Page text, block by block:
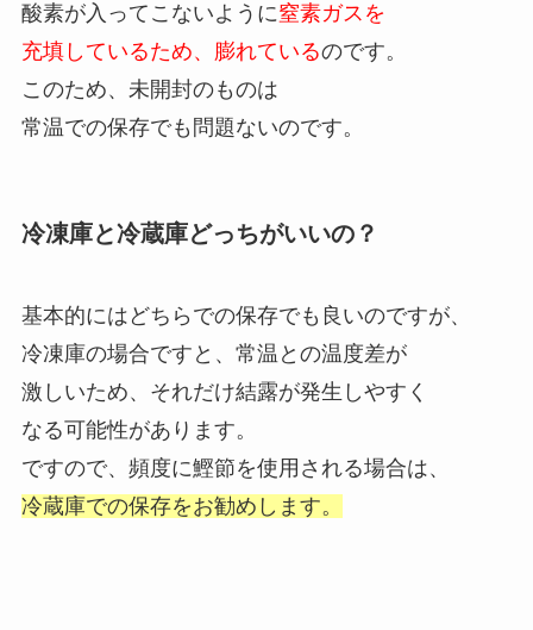
酸素が入ってこないように窒素ガスを
充填しているため、膨れているのです。
このため、未開封のものは
常温での保存でも問題ないのです。
冷凍庫と冷蔵庫どっちがいいの？
基本的にはどちらでの保存でも良いのですが、
冷凍庫の場合ですと、常温との温度差が
激しいため、それだけ結露が発生しやすく
なる可能性があります。
ですので、頻度に鰹節を使用される場合は、
冷蔵庫での保存をお勧めします。